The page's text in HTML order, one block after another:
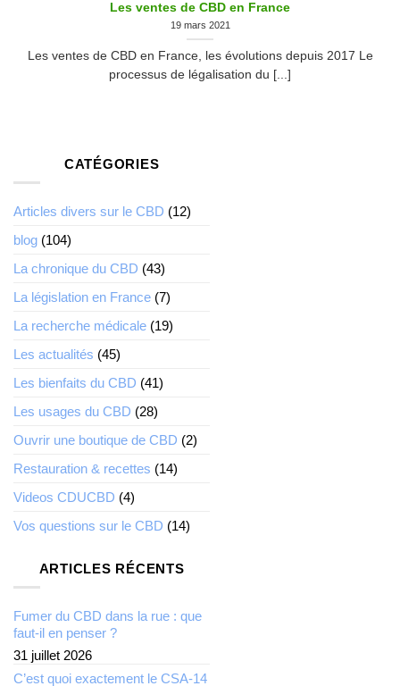
Les ventes de CBD en France
19 mars 2021
Les ventes de CBD en France, les évolutions depuis 2017 Le
processus de légalisation du [...]
CATÉGORIES
Articles divers sur le CBD (12)
blog (104)
La chronique du CBD (43)
La législation en France (7)
La recherche médicale (19)
Les actualités (45)
Les bienfaits du CBD (41)
Les usages du CBD (28)
Ouvrir une boutique de CBD (2)
Restauration & recettes (14)
Videos CDUCBD (4)
Vos questions sur le CBD (14)
ARTICLES RÉCENTS
Fumer du CBD dans la rue : que
faut-il en penser ?
31 juillet 2026
C’est quoi exactement le CSA-14